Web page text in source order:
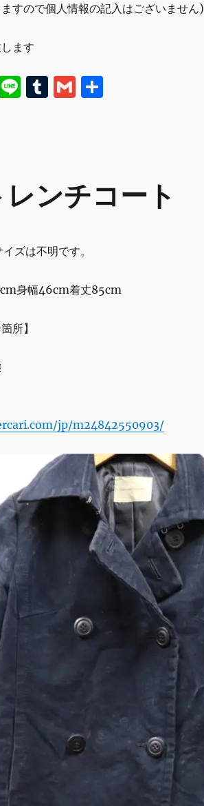
すので個人情報の記入はございません)
ます
Li T G 共
ンチコート
ズは不明です。
身幅46cm着丈85cm
所】
jp/m24842550903/